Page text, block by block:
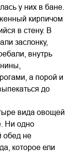
у них в бане.
кирпичом
в стену. В
заслонку,
внутрь
а порой и
до
вида овощей
Ни одно
обед не
которое ели